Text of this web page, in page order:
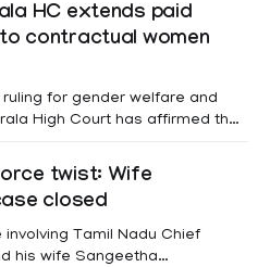
HC extends paid
contractual women
for gender welfare and
High Court has affirmed that
medical leave following
the Kerala Service Rules
twist: Wife
closed
Tamil Nadu Chief
his wife Sangeetha